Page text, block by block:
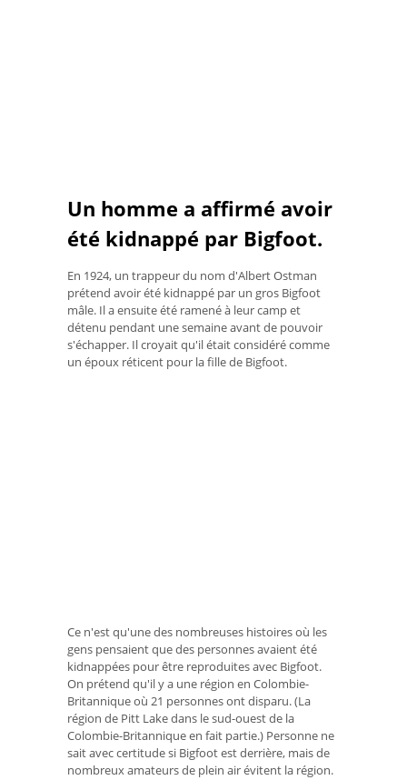
Un homme a affirmé avoir
été kidnappé par Bigfoot.
En 1924, un trappeur du nom d'Albert Ostman
prétend avoir été kidnappé par un gros Bigfoot
mâle. Il a ensuite été ramené à leur camp et
détenu pendant une semaine avant de pouvoir
s'échapper. Il croyait qu'il était considéré comme
un époux réticent pour la fille de Bigfoot.
Ce n'est qu'une des nombreuses histoires où les
gens pensaient que des personnes avaient été
kidnappées pour être reproduites avec Bigfoot.
On prétend qu'il y a une région en Colombie-
Britannique où 21 personnes ont disparu. (La
région de Pitt Lake dans le sud-ouest de la
Colombie-Britannique en fait partie.) Personne ne
sait avec certitude si Bigfoot est derrière, mais de
nombreux amateurs de plein air évitent la région.